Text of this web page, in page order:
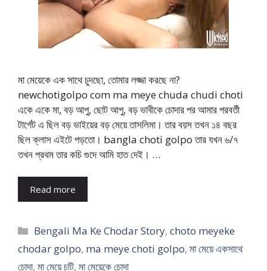
মা মেয়েকে এক সাথে চুদছো, তোমার লজ্জা করছে না?
newchotigolpo com ma meye chuda chudi choti
একে একে মা, বড় আপু, ছোট আপু, বড় ভাবীকে চোদার পর আমার পরবর্তী
টার্গেট এ ছিল বড় ভাইয়ের বড় মেয়ে তাসলিমা। তার বয়স তখন ১৪ বছর
ছিল ক্লাস এইটে পড়তো। bangla choti golpo তার যখন ৬/৭
তখন প্রথম তার কচি গুদে আমি হাত দেই। …
Read more
Categories
Bengali Ma Ke Chodar Story,choto meyeke
chodar golpo, ma meye choti golpo, মা মেয়ে একসাথে
চোদা, মা মেয়ে চটি, মা মেয়েকে চোদা